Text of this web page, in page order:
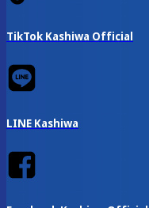
TikTok Kashiwa Official
LINE Kashiwa